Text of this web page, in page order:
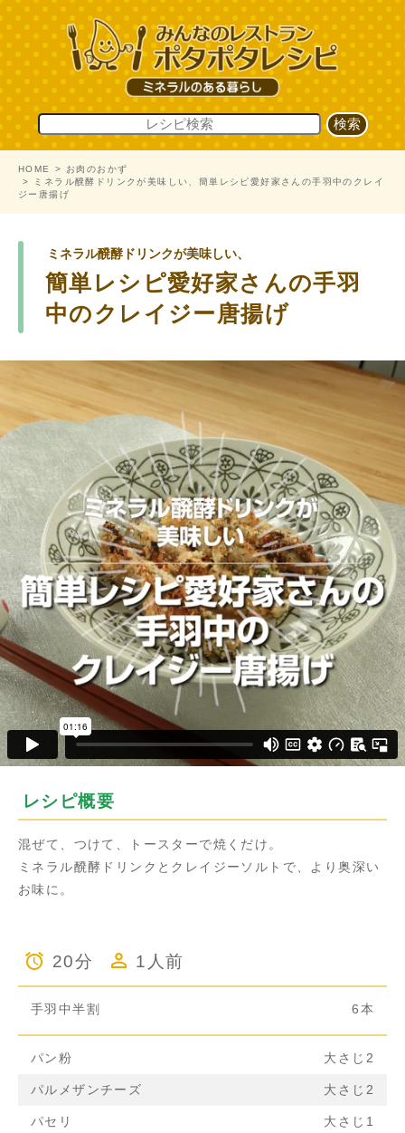
HOME
お肉のおかず
ミネラル醗酵ドリンクが美味しい、簡単レシピ愛好家さんの手羽中のクレイ
ジー唐揚げ
ミネラル醗酵ドリンクが美味しい、
簡単レシピ愛好家さんの手羽
中のクレイジー唐揚げ
レシピ概要
混ぜて、つけて、トースターで焼くだけ。
ミネラル醗酵ドリンクとクレイジーソルトで、より奥深い
お味に。
20分 1人前
手羽中半割 6本
パン粉 大さじ2
パルメザンチーズ 大さじ2
パセリ 大さじ1